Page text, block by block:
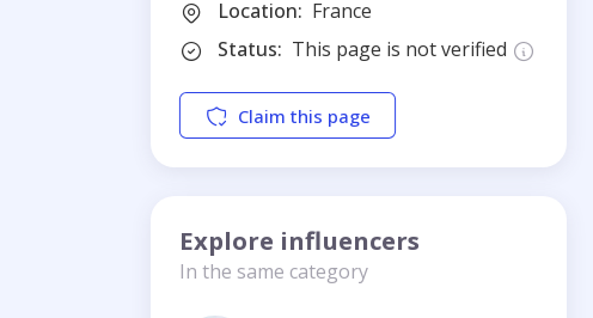
Location: France
Status: This page is not verified
Claim this page
Explore influencers
In the same category